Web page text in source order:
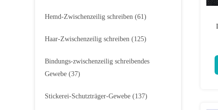
Hemd-Zwischenzeilig schreiben (61)
Haar-Zwischenzeilig schreiben (125)
Bindungs-zwischenzeilig schreibendes
Gewebe (37)
Stickerei-Schutzträger-Gewebe (137)